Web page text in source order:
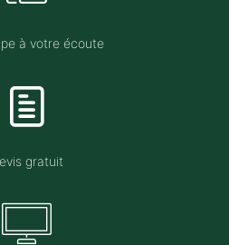
à votre écoute
gratuit